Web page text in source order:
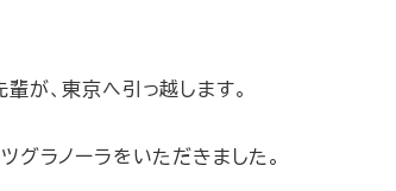
が、東京へ引っ越します。
グラノーラをいただきました。